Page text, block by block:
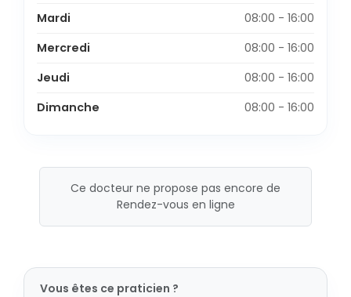
Mardi
08:00 - 16:00
Mercredi
08:00 - 16:00
Jeudi
08:00 - 16:00
Dimanche
08:00 - 16:00
Ce docteur ne propose pas encore de
Rendez-vous en ligne
Vous êtes ce praticien ?